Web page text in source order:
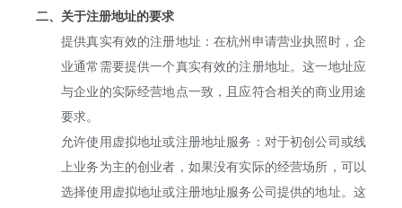
二、关于注册地址的要求
提供真实有效的注册地址：在杭州申请营业执照时，企
业通常需要提供一个真实有效的注册地址。这一地址应
与企业的实际经营地点一致，且应符合相关的商业用途
要求。
允许使用虚拟地址或注册地址服务：对于初创公司或线
上业务为主的创业者，如果没有实际的经营场所，可以
选择使用虚拟地址或注册地址服务公司提供的地址。这